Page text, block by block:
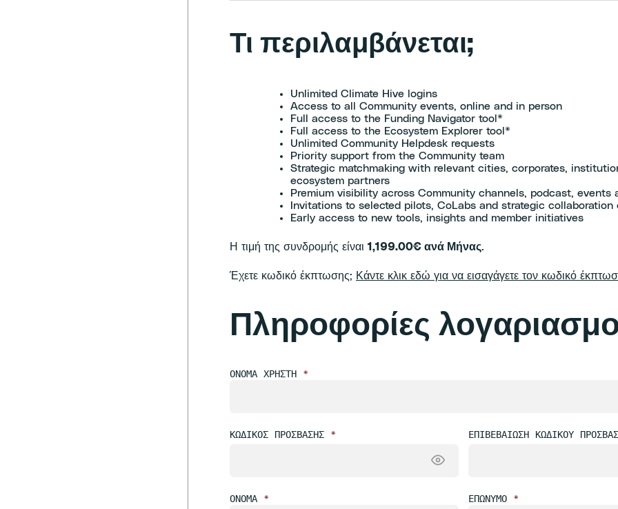
Τι περιλαμβάνεται;
Unlimited Climate Hive logins
Access to all Community events, online and in person
Full access to the Funding Navigator tool*
Full access to the Ecosystem Explorer tool*
Unlimited Community Helpdesk requests
Priority support from the Community team
Strategic matchmaking with relevant cities, corporates,
ecosystem partners
Premium visibility across Community channels, podcast, events
Invitations to selected pilots, CoLabs and strategic
Early access to new tools, insights and member initiatives
Η τιμή της συνδρομής είναι 1,199.00€ ανά Μήνας.
Έχετε κωδικό έκπτωσης; Κάντε κλικ εδώ για να εισαγάγετε τον κωδικό
Πληροφορίες
ΌΝΟΜΑ ΧΡΉΣΤΗ *
ΚΩΔΙΚΌΣ ΠΡΌΣΒΑΣΗΣ * ΕΠΙΒΕΒΑΊΩΣΗ ΚΩΔΙΚΟΎ
ΌΝΟΜΑ * ΕΠΏΝΥΜΟ *